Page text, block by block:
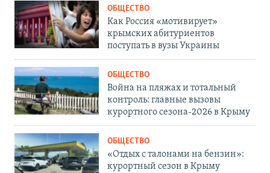
ОБЩЕСТВО
Как Россия «мотивирует»
крымских абитуриентов
поступать в вузы Украины
ОБЩЕСТВО
Война на пляжах и тотальный
контроль: главные вызовы
курортного сезона-2026 в Крыму
ОБЩЕСТВО
«Отдых с талонами на бензин»:
курортный сезон в Крыму